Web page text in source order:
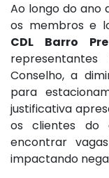
Ao longo do ano
os membros e
CDL Barro
Conselho, a
para
justificativa
os clientes do
encontrar
impactando